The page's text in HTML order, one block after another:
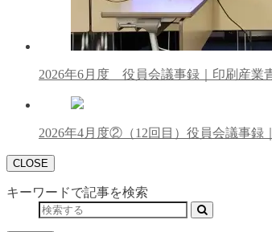
2026年6月度 役員会議事録｜印刷産業
2026年4月度②（12回目）役員会議事録
CLOSE
キーワードで記事を検索